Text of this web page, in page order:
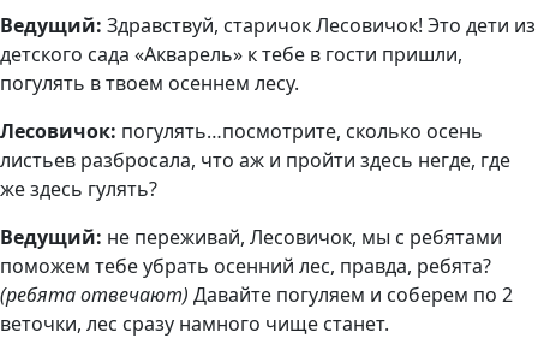
Ведущий: Здравствуй, старичок Лесовичок! Это дети из
детского сада «Акварель» к тебе в гости пришли,
погулять в твоем осеннем лесу.
Лесовичок: погулять…посмотрите, сколько осень
листьев разбросала, что аж и пройти здесь негде, где
же здесь гулять?
Ведущий: не переживай, Лесовичок, мы с ребятами
поможем тебе убрать осенний лес, правда, ребята?
(ребята отвечают) Давайте погуляем и соберем по 2
веточки, лес сразу намного чище станет.